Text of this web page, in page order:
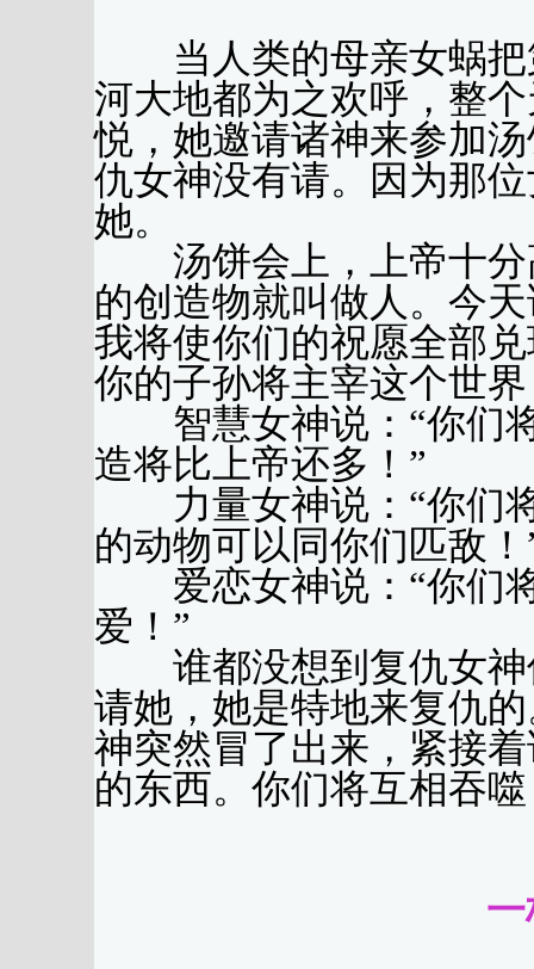
当人类的母亲女蜗把
河大地都为之欢呼，整
悦，她邀请诸神来参加
仇女神没有请。因为那
她。
汤饼会上，上帝十分
的创造物就叫做人。今
我将使你们的祝愿全部
你的子孙将主宰这个世界
智慧女神说：“你们将
造将比上帝还多！”
力量女神说：“你们将
的动物可以同你们匹敌！
爱恋女神说：“你们将
爱！”
谁都没想到复仇女神
请她，她是特地来复仇
神突然冒了出来，紧接
的东西。你们将互相吞